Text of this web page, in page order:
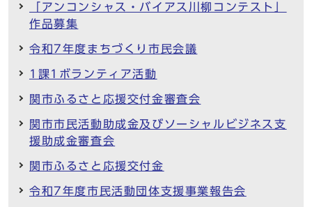
「アンコンシャス・バイアス川柳コンテスト」
作品募集
令和7年度まちづくり市民会議
1課1ボランティア活動
関市ふるさと応援交付金審査会
関市市民活動助成金及びソーシャルビジネス支
援助成金審査会
関市ふるさと応援交付金
令和7年度市民活動団体支援事業報告会